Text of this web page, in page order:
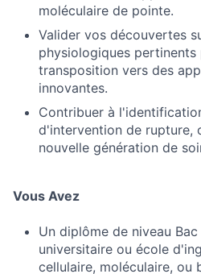
moléculaire de pointe.
Valider vos découvertes
physiologiques
transposition vers des
innovantes.
Contribuer à
d'intervention de rupture,
nouvelle génération de
Vous Avez
Un diplôme de niveau
universitaire ou école
cellulaire, moléculaire, ou